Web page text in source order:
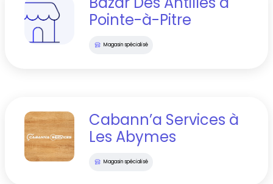
Pointe-à-Pitre
Magasin spécialisé
Cabann’a Services à
Les Abymes
Magasin spécialisé